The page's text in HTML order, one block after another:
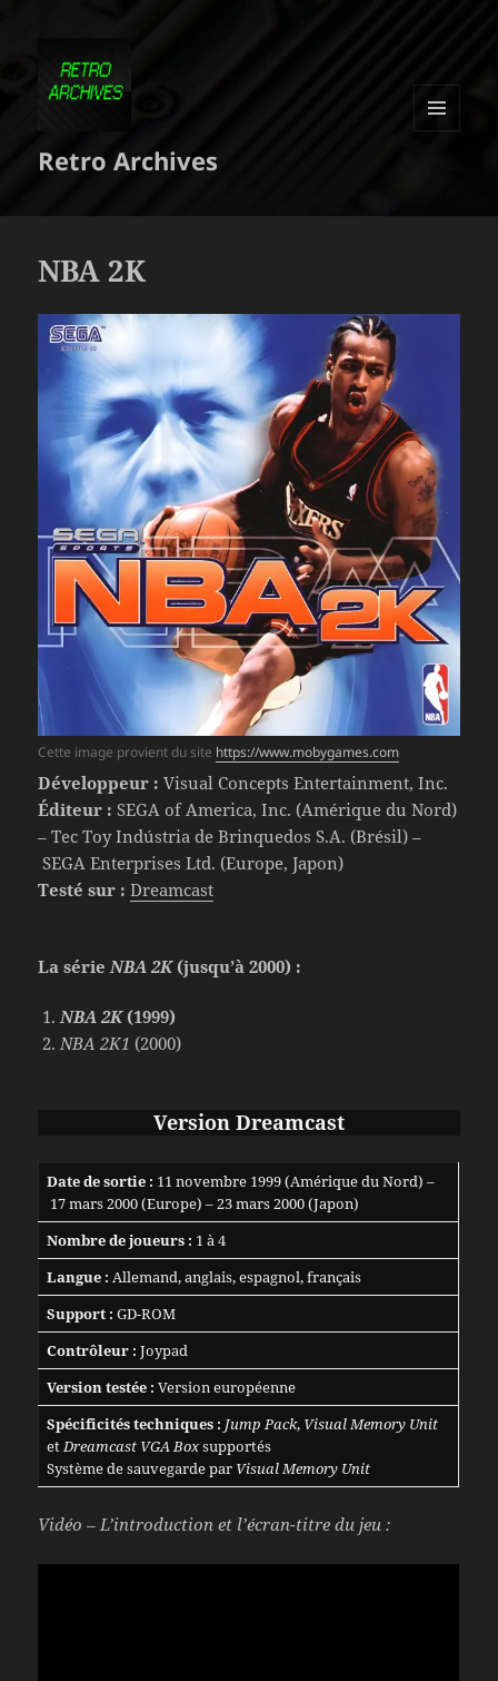
Retro Archives
NBA 2K
Cette image provient du site https://www.mobygames.com
Développeur : Visual Concepts Entertainment, Inc.
Éditeur : SEGA of America, Inc. (Amérique du Nord)
– Tec Toy Indústria de Brinquedos S.A. (Brésil) –
SEGA Enterprises Ltd. (Europe, Japon)
Testé sur : Dreamcast
La sérieNBA 2K(jusqu’à 2000) :
NBA 2K(1999)
NBA 2K1 (2000)
Version Dreamcast
Date de sortie : 11 novembre 1999 (Amérique du Nord) –
17 mars 2000 (Europe) – 23 mars 2000 (Japon)
Nombre de joueurs : 1 à 4
Langue : Allemand, anglais, espagnol, français
Support : GD-ROM
Contrôleur : Joypad
Version testée : Version européenne
Spécificités techniques : Jump Pack, Visual Memory Unit
etDreamcast VGA Boxsupportés
Système de sauvegarde par Visual Memory Unit
Vidéo – L’introduction et l’écran-titre du jeu :